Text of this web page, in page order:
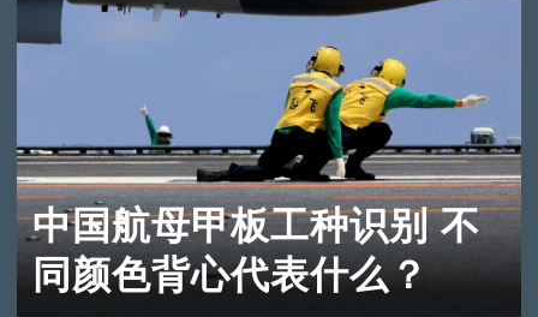
中国航母甲板工种识别 不
同颜色背心代表什么？